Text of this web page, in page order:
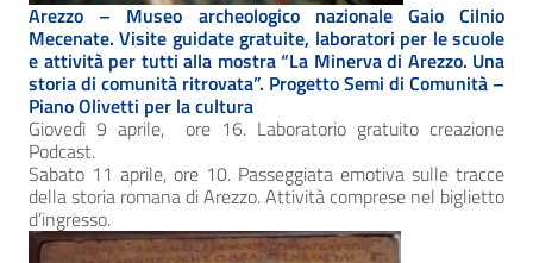
Arezzo – Museo archeologico nazionale Gaio Cilnio
Mecenate. Visite guidate gratuite, laboratori per le scuole
e attività per tutti alla mostra “La Minerva di Arezzo. Una
storia di comunità ritrovata”. Progetto Semi di Comunità –
Piano Olivetti per la cultura
Giovedì 9 aprile, ore 16. Laboratorio gratuito creazione
Podcast.
Sabato 11 aprile, ore 10. Passeggiata emotiva sulle tracce
della storia romana di Arezzo. Attività comprese nel biglietto
d’ingresso.